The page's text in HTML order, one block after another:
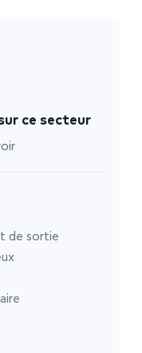
ce secteur
de sortie